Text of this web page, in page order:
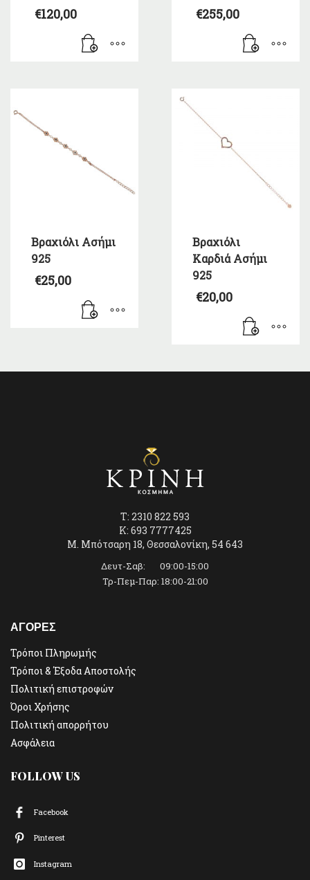
€120,00 €255,00
Βραχιόλι Ασήμι
925
€25,00
Βραχιόλι
Καρδιά Ασήμι
925
€20,00
T: 2310 822 593
K: 693 7777425
Μ. Μπότσαρη 18, Θεσσαλονίκη, 54 643
Δευτ-Σαβ: 09:00-15:00
Τρ-Πεμ-Παρ: 18:00-21:00
ΑΓΟΡΕΣ
Τρόποι Πληρωμής
Τρόποι & Έξοδα Αποστολής
Πολιτική επιστροφών
Όροι Χρήσης
Πολιτική απορρήτου
Ασφάλεια
FOLLOW US
Facebook
Pinterest
Instagram